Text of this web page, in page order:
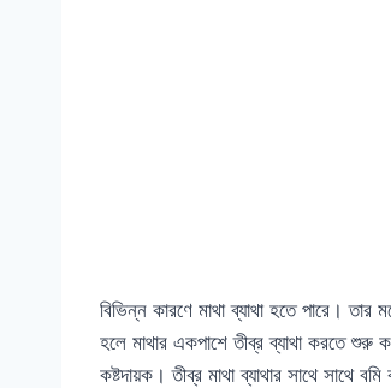
বিভিন্ন কারণে মাথা ব্যাথা হতে পারে।
হলে মাথার একপাশে তীব্র ব্যাথা করতে শুরু
কষ্টদায়ক। তীব্র মাথা ব্যাথার সাথে সাথে